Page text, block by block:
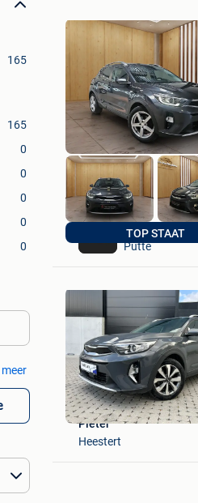
165
165
0
0
0
0
0
meer
TOP STAAT
autos van
Putte
Pieter
Heestert